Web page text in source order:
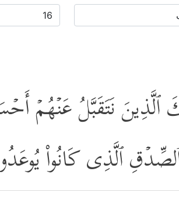
ٱلَّذِینَ نَتَقَبَّلُ عَنۡهُمۡ
ٱلَّذِی كَانُواْ